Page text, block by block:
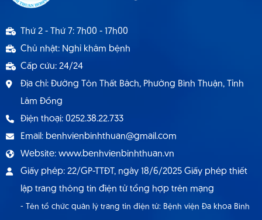
Thứ 2 - Thứ 7: 7h00 - 17h00
Chủ nhật: Nghỉ khám bệnh
Cấp cứu: 24/24
Địa chỉ: Đường Tôn Thất Bách, Phường Bình Thuận, Tỉnh
Lâm Đồng
Điện thoại: 0252.38.22.733
Email: benhvienbinhthuan@gmail.com
Website: www.benhvienbinhthuan.vn
Giấy phép: 22/GP-TTĐT, ngày 18/6/2025 Giấy phép thiết
lập trang thông tin điện tử tổng hợp trên mạng
- Tên tổ chức quản lý trang tin điện tử: Bệnh viện Đa khoa Bình